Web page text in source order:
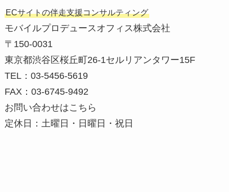
ECサイトの伴走支援コンサルティング
モバイルプロデュースオフィス株式会社
〒150-0031
東京都渋谷区桜丘町26-1セルリアンタワー15F
TEL：03-5456-5619
FAX：03-6745-9492
お問い合わせはこちら
定休日：土曜日・日曜日・祝日